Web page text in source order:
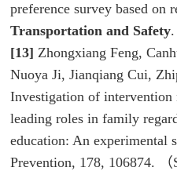
preference survey based on
Transportation and Safety
[13] Zhongxiang Feng,
Nuoya Ji, Jianqiang Cui,
Investigation of intervention
leading roles in family
education: An experimental
Prevention, 178, 106874.